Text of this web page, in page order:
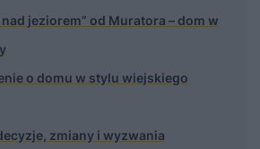
jeziorem” od Muratora – dom w
o domu w stylu wiejskiego
zmiany i wyzwania